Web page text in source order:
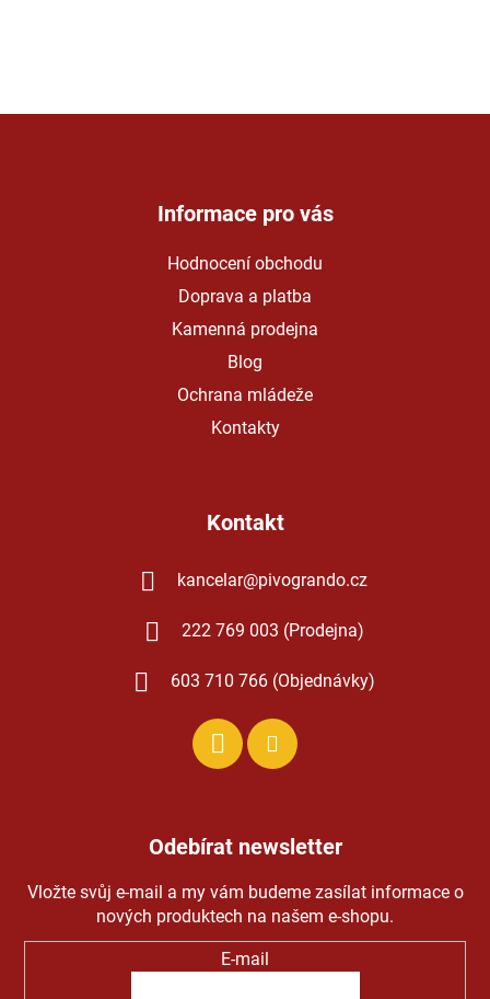
Informace pro vás
Hodnocení obchodu
Doprava a platba
Kamenná prodejna
Blog
Ochrana mládeže
Kontakty
Kontakt
kancelar@pivogrando.cz
222 769 003 (Prodejna)
603 710 766 (Objednávky)
Odebírat newsletter
Vložte svůj e-mail a my vám budeme zasílat informace o
nových produktech na našem e-shopu.
E-mail